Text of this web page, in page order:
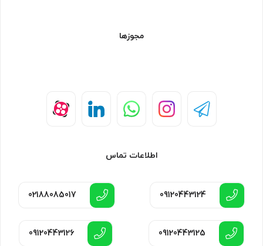
مجوزها
اطلاعات تماس
09120443124
02188085017
09120443125
09120443126